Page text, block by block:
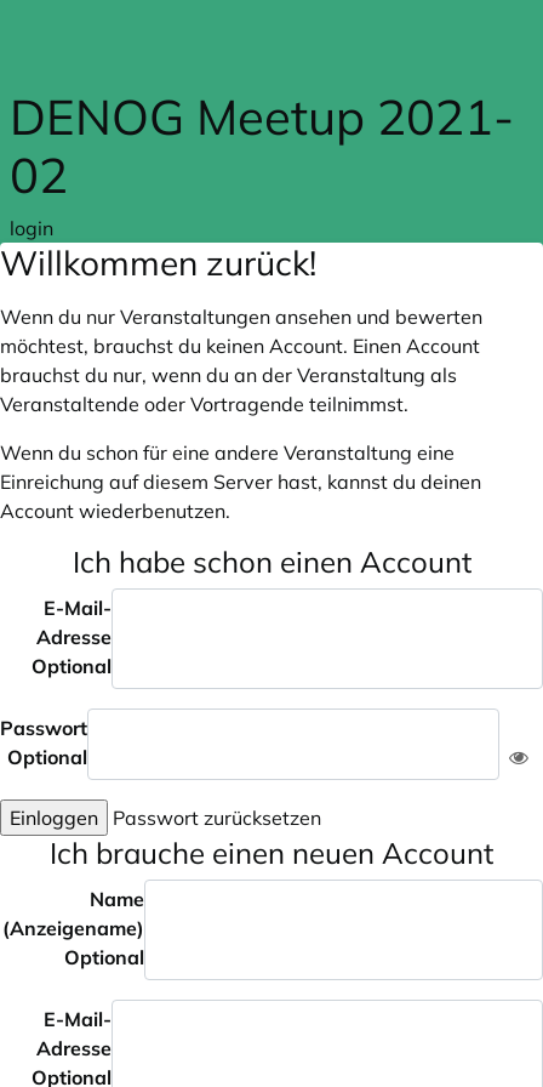
DENOG Meetup 2021-
02
login
Willkommen zurück!
Wenn du nur Veranstaltungen ansehen und bewerten
möchtest, brauchst du keinen Account. Einen Account
brauchst du nur, wenn du an der Veranstaltung als
Veranstaltende oder Vortragende teilnimmst.
Wenn du schon für eine andere Veranstaltung eine
Einreichung auf diesem Server hast, kannst du deinen
Account wiederbenutzen.
Ich habe schon einen Account
E-Mail-
Adresse
Optional
Passwort
Optional
Einloggen Passwort zurücksetzen
Ich brauche einen neuen Account
Name
(Anzeigename)
Optional
E-Mail-
Adresse
Optional